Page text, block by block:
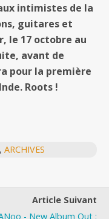
intimistes de la
guitares et
le 17 octobre au
avant de
pour la première
Roots !
, ARCHIVES
Article Suivant
- New Album Out :